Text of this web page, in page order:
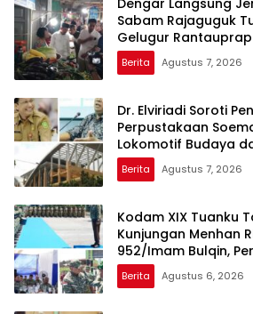
Dengar Langsung
Sabam Rajaguguk
Gelugur
Berita Agustus 7, 2026
Dr. Elviriadi Soroti
Perpustakaan
Lokomotif Budaya
Candradimuka
Berita Agustus 7, 2026
Kodam XIX Tuanku
Kunjungan Menhan
952/Imam Bulqin,
Satuan
Berita Agustus 6, 2026